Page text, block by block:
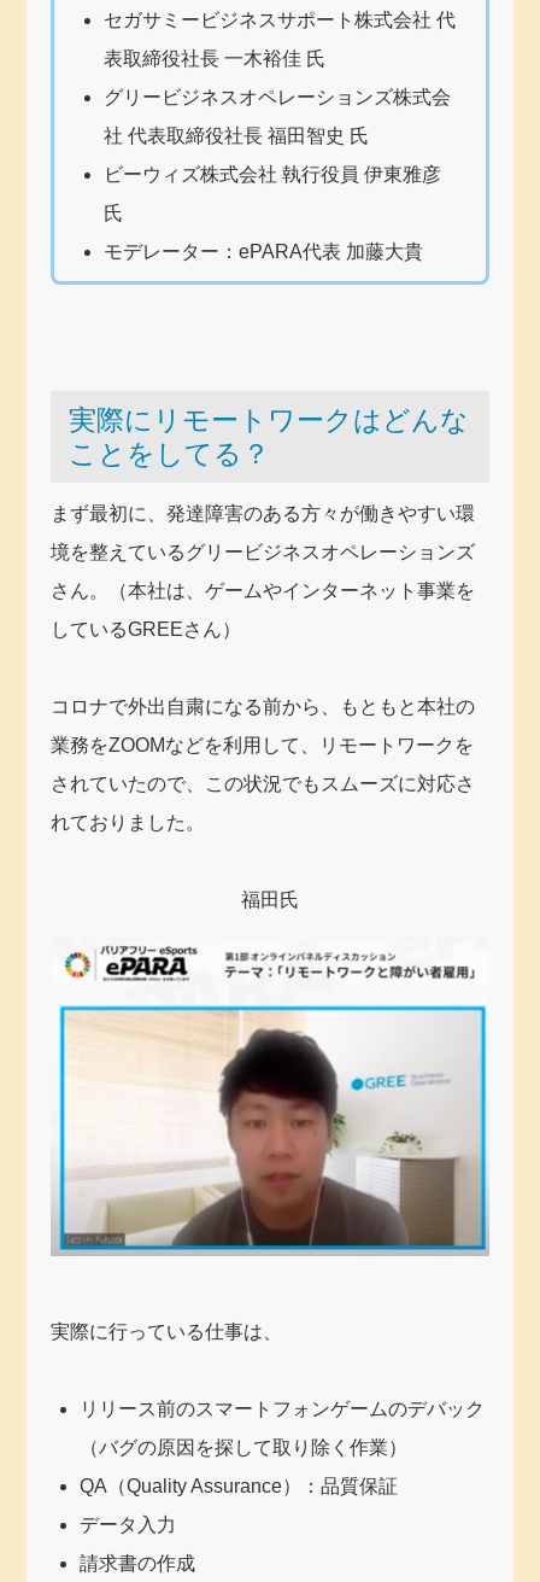
セガサミービジネスサポート株式会社 代
表取締役社長 一木裕佳 氏
グリービジネスオペレーションズ株式会
社 代表取締役社長 福田智史 氏
ビーウィズ株式会社 執行役員 伊東雅彦
氏
モデレーター：ePARA代表 加藤大貴
実際にリモートワークはどんな
ことをしてる？
まず最初に、発達障害のある方々が働きやすい環
境を整えているグリービジネスオペレーションズ
さん。（本社は、ゲームやインターネット事業を
しているGREEさん）
コロナで外出自粛になる前から、もともと本社の
業務をZOOMなどを利用して、リモートワークを
されていたので、この状況でもスムーズに対応さ
れておりました。
福田氏
実際に行っている仕事は、
リリース前のスマートフォンゲームのデバック
（バグの原因を探して取り除く作業）
QA（Quality Assurance）：品質保証
データ入力
請求書の作成